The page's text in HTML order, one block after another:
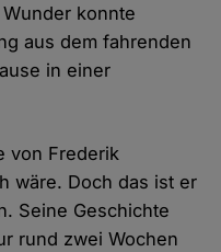
konnte
aus dem fahrenden
in einer
von Frederik
wäre. Doch das ist er
Seine Geschichte
rund zwei Wochen